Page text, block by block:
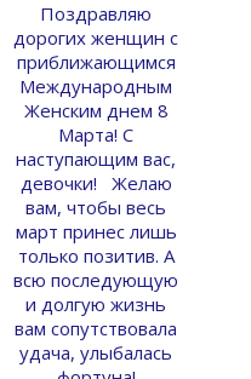
Поздравляю
дорогих женщин с
приближающимся
Международным
Женским днем 8
Марта! С
наступающим вас,
девочки! Желаю
вам, чтобы весь
март принес лишь
только позитив. А
всю последующую
и долгую жизнь
вам сопутствовала
удача, улыбалась